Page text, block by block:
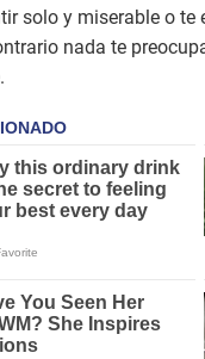
solo y miserable o
nada te